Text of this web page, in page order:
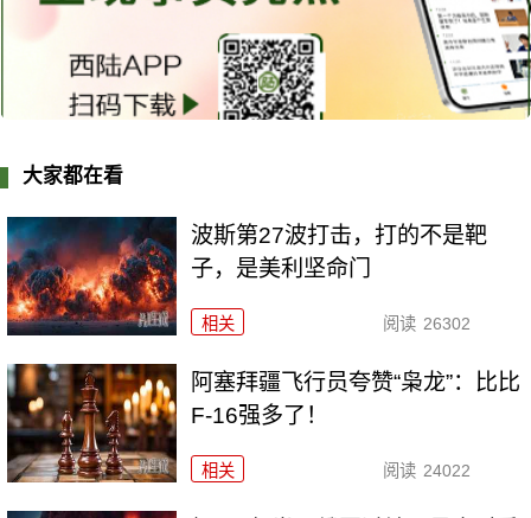
大家都在看
波斯第27波打击，打的不是靶
子，是美利坚命门
相关 阅读 26302
阿塞拜疆飞行员夸赞“枭龙”：比比
F-16强多了！
相关 阅读 24022